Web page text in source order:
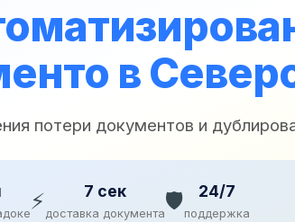
в
потери документов и
⚡ 7 сек
доставка документа🛡️ 24/7
поддержка